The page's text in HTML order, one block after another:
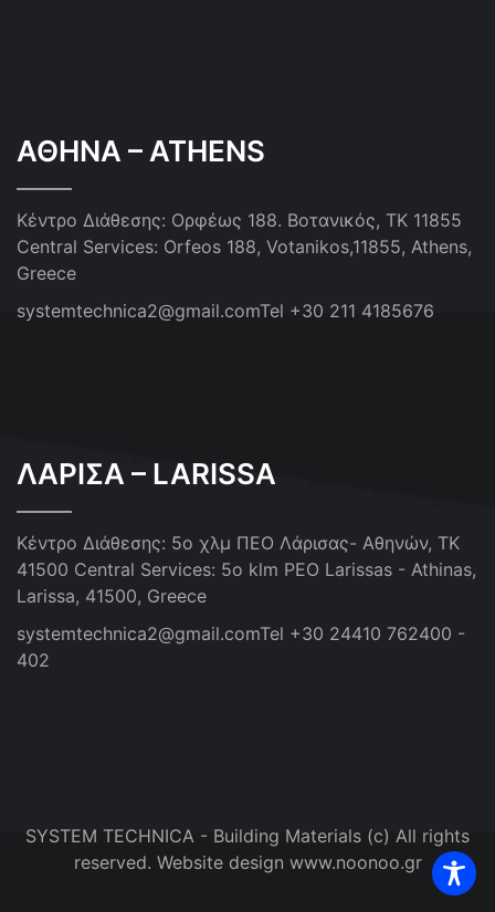
ΑΘΗΝΑ – ATHENS
Κέντρο Διάθεσης: Ορφέως 188. Βοτανικός, ΤΚ 11855
Central Services: Orfeos 188, Votanikos,11855, Athens,
Greece
systemtechnica2@gmail.comTel +30 211 4185676
ΛΑΡΙΣΑ – LARISSA
Κέντρο Διάθεσης: 5ο χλμ ΠΕΟ Λάρισας- Αθηνών, ΤΚ
41500 Central Services: 5o klm PEO Larissas - Athinas,
Larissa, 41500, Greece
systemtechnica2@gmail.comTel +30 24410 762400 -
402
SYSTEM TECHNICA - Building Materials (c) All rights
reserved. Website design www.noonoo.gr